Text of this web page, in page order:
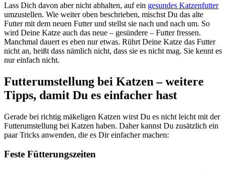
Lass Dich davon aber nicht abhalten, auf ein gesundes Katzenfutter
umzustellen. Wie weiter oben beschrieben, mischst Du das alte
Futter mit dem neuen Futter und stellst sie nach und nach um. So
wird Deine Katze auch das neue – gesündere – Futter fressen.
Manchmal dauert es eben nur etwas. Rührt Deine Katze das Futter
nicht an, heißt dass nämlich nicht, dass sie es nicht mag. Sie kennt es
nur einfach nicht.
Futterumstellung bei Katzen – weitere
Tipps, damit Du es einfacher hast
Gerade bei richtig mäkeligen Katzen wirst Du es nicht leicht mit der
Futterumstellung bei Katzen haben. Daher kannst Du zusätzlich ein
paar Tricks anwenden, die es Dir einfacher machen:
Feste Fütterungszeiten